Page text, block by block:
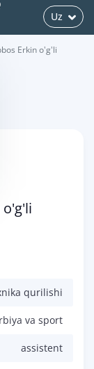
Uz
Erkin o'g'li
o'g'li
qurilishi
va sport
assistent